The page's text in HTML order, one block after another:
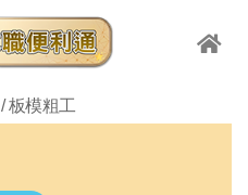
/ 板模粗工